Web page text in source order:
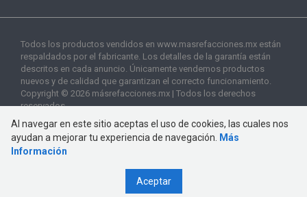
Todos los productos vendidos en www.masrefacciones.mx están
respaldados por el fabricante. Los detalles de la garantía están
descritos en cada anuncio. Únicamente vendemos productos
nuevos y de calidad que garantizan el correcto funcionamiento.
Copyright © 2026 másrefacciones.mx | Todos los derechos
reservados
Al navegar en este sitio aceptas el uso de cookies, las cuales nos
ayudan a mejorar tu experiencia de navegación.
Más
Información
Aceptar